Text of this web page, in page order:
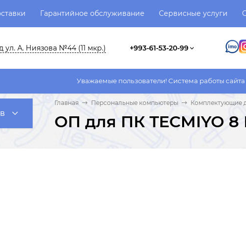
Гарантийное обслуживание Сервисные услуги
ул. А. Ниязова №44 (11 мкр.) +993-61-53-20-99
Уважаемые пользователи! Система работы сайта не имеет
Главная Персональные компьютеры Комплектующие
ОП для ПК TECMIYO 8